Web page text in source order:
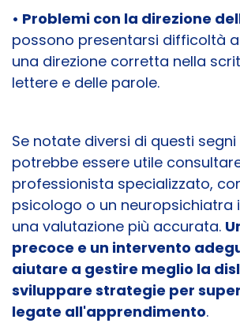
• Problemi con la direzione
possono presentarsi difficoltà
una direzione corretta nella
lettere e delle parole.
Se notate diversi di questi segni
potrebbe essere utile
professionista specializzato,
psicologo o un neuropsichiatra
una valutazione più accurata.
precoce e un intervento
aiutare a gestire meglio la
sviluppare strategie per
legate all'apprendimento.